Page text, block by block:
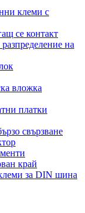
клеми с
се контакт
на
вложка
платки
свързване
край
за DIN шина